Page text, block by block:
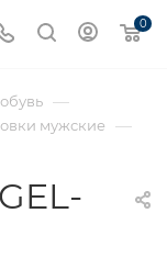
0
—
мужские —